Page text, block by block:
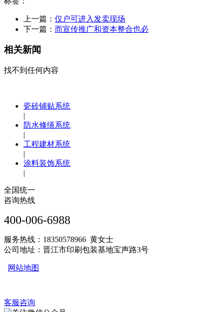
上一篇： 仅户可进入发卖现场
下一篇： 而宣传推广和资本整合也必
相关新闻
找不到任何内容
瓷砖铺贴系统
|
防水修缮系统
|
工程建材系统
|
涂料装饰系统
|
全国统一
咨询热线
400-006-6988
服务热线：18350578966 黄女士
公司地址：晋江市印刷包装基地宝声路3号
网站地图
客服咨询